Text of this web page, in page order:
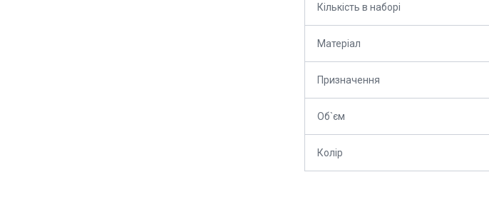
Кількість в наборі
Матеріал
Призначення
Об`єм
Колір